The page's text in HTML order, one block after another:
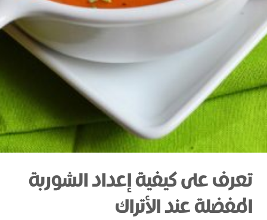
تعرف على كيفية إعداد الشوربة
المفضلة عند الأتراك